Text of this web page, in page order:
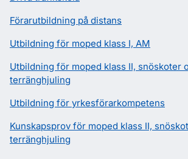
Förarutbildning på distans
Utbildning för moped klass I, AM
Utbildning för moped klass II, snöskoter
terränghjuling
Utbildning för yrkesförarkompetens
Kunskapsprov för moped klass II,
terränghjuling